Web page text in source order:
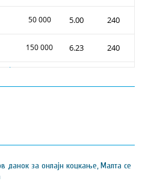
данок за онлајн коцкање, Малта се